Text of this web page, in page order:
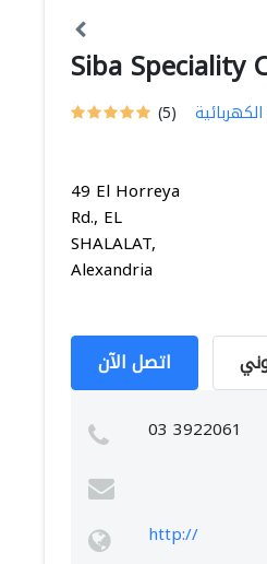
Siba Speciality
(5)
49 El Horreya
Rd., EL
SHALALAT,
Alexandria
اتصل الآن
03 3922061
http://